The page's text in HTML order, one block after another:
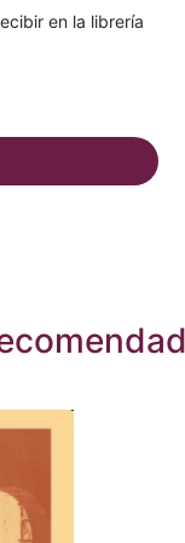
en la librería